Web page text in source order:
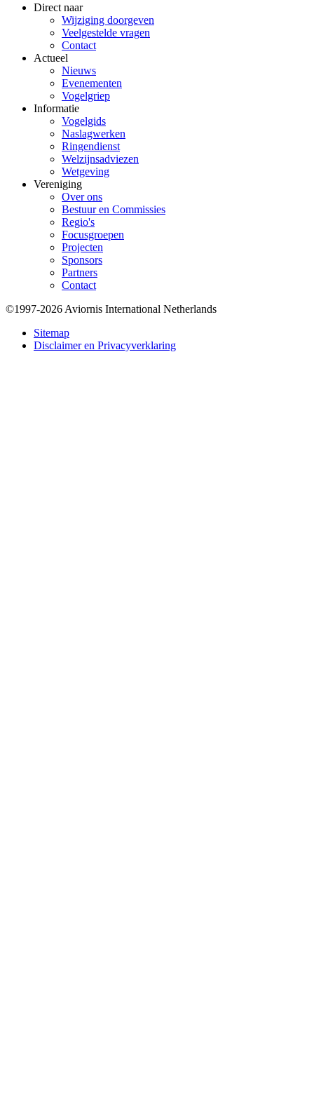
Direct naar
Wijziging doorgeven
Veelgestelde vragen
Contact
Actueel
Nieuws
Evenementen
Vogelgriep
Informatie
Vogelgids
Naslagwerken
Ringendienst
Welzijnsadviezen
Wetgeving
Vereniging
Over ons
Bestuur en Commissies
Regio's
Focusgroepen
Projecten
Sponsors
Partners
Contact
Bottom
©1997-2026 Aviornis International Netherlands
Sitemap
Disclaimer en Privacyverklaring